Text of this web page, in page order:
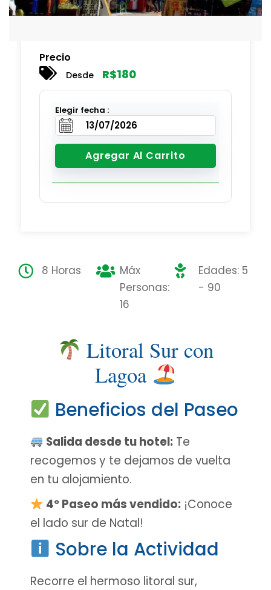
Precio
Desde R$180
Elegir fecha :
Agregar Al Carrito
8 Horas
Máx
Personas:
16
Edades: 5
- 90
Litoral Sur con
Lagoa
Beneficios del Paseo
Salida desde tu hotel: Te
recogemos y te dejamos de vuelta
en tu alojamiento.
4º Paseo más vendido: ¡Conoce
el lado sur de Natal!
Sobre la Actividad
Recorre el hermoso litoral sur,